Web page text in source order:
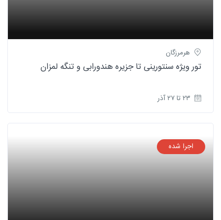
هرمرزگان
تور ویژه سنتورینی تا جزیره هندورابی و تنگه لمزان
۲۳ تا ۲۷ آذر
اجرا شده